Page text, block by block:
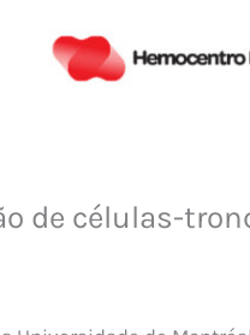
de células-